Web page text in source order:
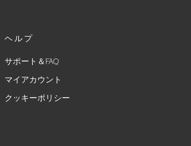
ヘルプ
サポート＆FAQ
マイアカウント
クッキーポリシー